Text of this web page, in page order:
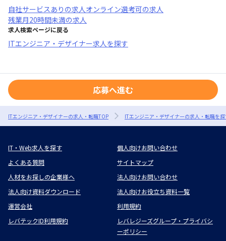
自社サービスあり の求人オンライン選考可の求人
残業月20時間未満の求人
求人検索ページに戻る
ITエンジニア・デザイナー求人を探す
応募へ進む
ITエンジニア・デザイナーの求人・転職TOP ITエンジニア・デザイナーの求人・転職を
IT・Web求人を探す
個人向けお問い合わせ
よくある質問
サイトマップ
人材をお探しの企業様へ
法人向けお問い合わせ
法人向け資料ダウンロード
法人向けお役立ち資料一覧
運営会社
利用規約
レバテックID利用規約
レバレジーズグループ・プライバシ
ーポリシー